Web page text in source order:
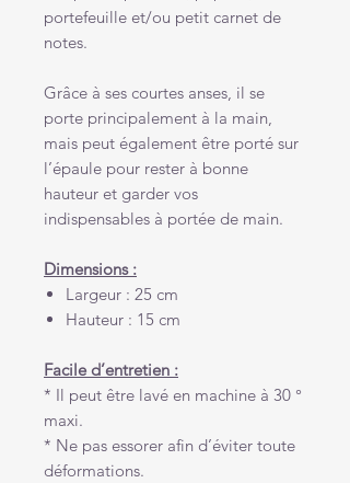
portefeuille et/ou petit carnet de
notes.
Grâce à ses courtes anses, il se
porte principalement à la main,
mais peut également être porté sur
l’épaule pour rester à bonne
hauteur et garder vos
indispensables à portée de main.
Dimensions :
Largeur : 25 cm
Hauteur : 15 cm
Facile d’entretien :
* Il peut être lavé en machine à 30 °
maxi.
* Ne pas essorer afin d’éviter toute
déformations.